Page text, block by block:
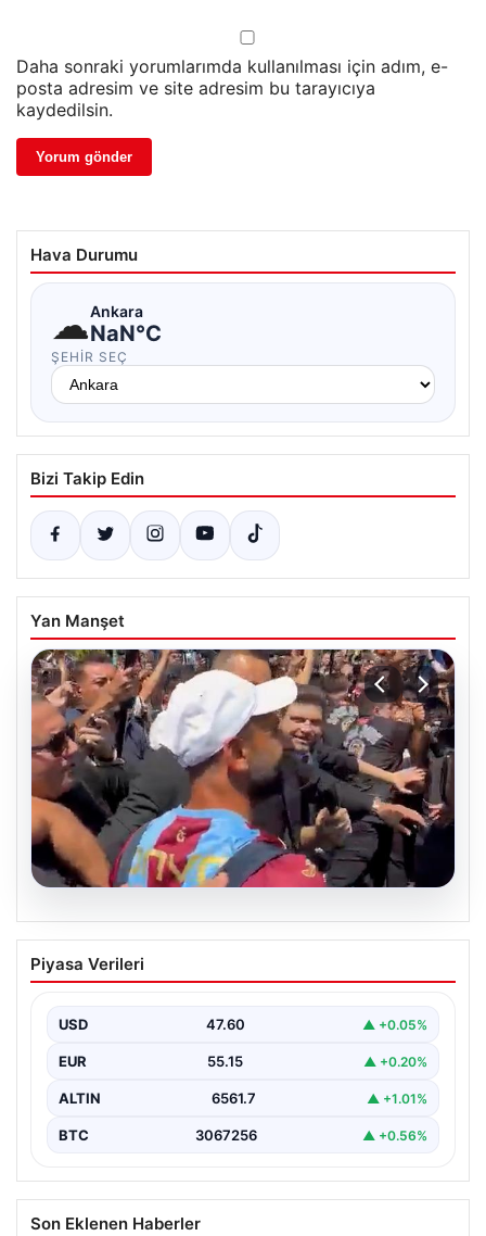
Daha sonraki yorumlarımda kullanılması için adım, e-
posta adresim ve site adresim bu tarayıcıya
kaydedilsin.
Hava Durumu
☁Ankara
NaN°C
ŞEHIR SEÇ
Bizi Takip Edin
Yan Manşet
05.08.2026
Mohamed Salah’tan Tarihi İlk Üçlü
Başarı
önemli bir dönüm noktasına imza attı. Takımının
hücum…
Piyasa Verileri
USD 47.60 ▲ +0.05%
EUR 55.15 ▲ +0.20%
ALTIN 6561.7 ▲ +1.01%
BTC 3067256 ▲ +0.56%
Son Eklenen Haberler